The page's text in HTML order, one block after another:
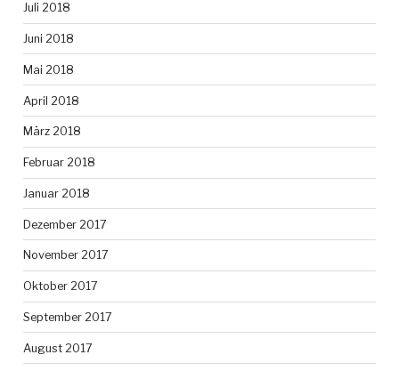
Juli 2018
Juni 2018
Mai 2018
April 2018
März 2018
Februar 2018
Januar 2018
Dezember 2017
November 2017
Oktober 2017
September 2017
August 2017